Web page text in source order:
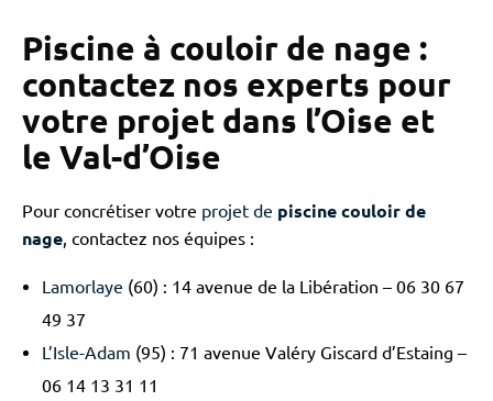
Piscine à couloir de nage :
contactez nos experts pour
votre projet dans l’Oise et
le Val-d’Oise
Pour concrétiser votre projet de piscine couloir de
nage, contactez nos équipes :
Lamorlaye (60) : 14 avenue de la Libération – 06 30 67
49 37
L’Isle-Adam (95) : 71 avenue Valéry Giscard d’Estaing –
06 14 13 31 11